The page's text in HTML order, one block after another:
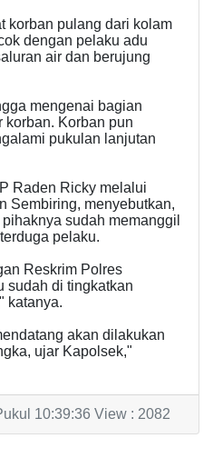
korban pulang dari kolam
dengan pelaku adu
air dan berujung
mengenai bagian
korban. Korban pun
pukulan lanjutan
Raden Ricky melalui
Sembiring, menyebutkan,
sudah memanggil
pelaku.
Reskrim Polres
sudah di tingkatkan
katanya.
akan dilakukan
ujar Kapolsek,"
10:39:36 View : 2082